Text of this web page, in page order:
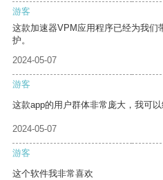
游客
这款加速器VPM应用程序已经为我们
护。
2024-05-07
游客
这款app的用户群体非常庞大，我可
2024-05-07
游客
这个软件我非常喜欢